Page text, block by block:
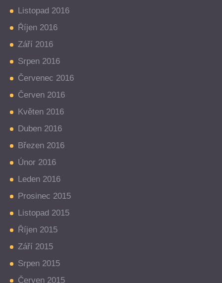
Listopad 2016
Říjen 2016
Září 2016
Srpen 2016
Červenec 2016
Červen 2016
Květen 2016
Duben 2016
Březen 2016
Únor 2016
Leden 2016
Prosinec 2015
Listopad 2015
Říjen 2015
Září 2015
Srpen 2015
Červen 2015